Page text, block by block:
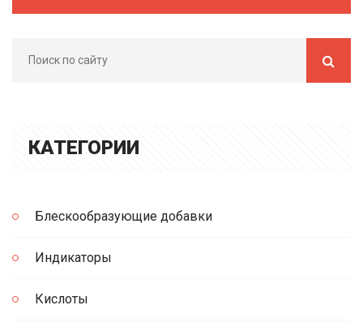
КАТЕГОРИИ
Блескообразующие добавки
Индикаторы
Кислоты